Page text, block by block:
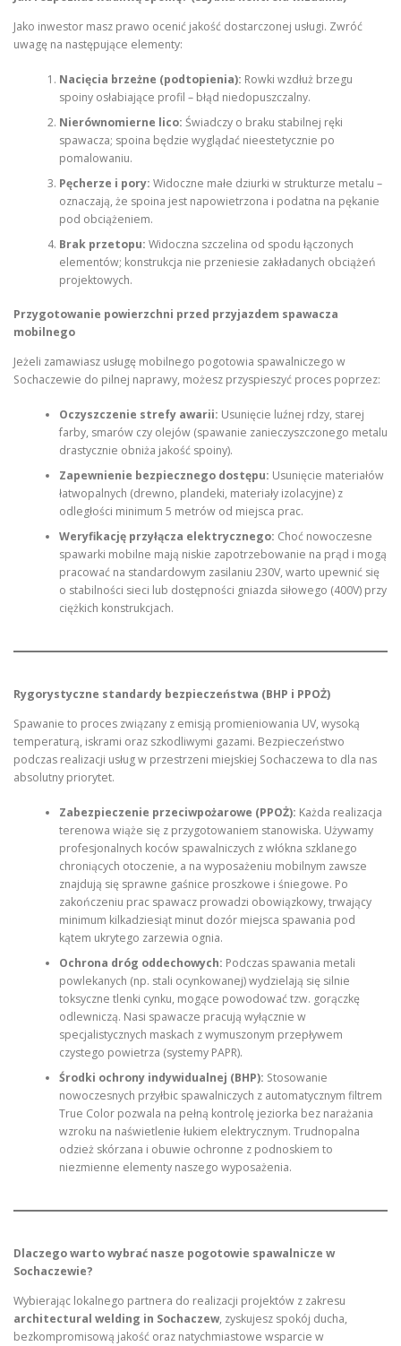
Jako inwestor masz prawo ocenić jakość dostarczonej usługi. Zwróć
uwagę na następujące elementy:
Nacięcia brzeżne (podtopienia): Rowki wzdłuż brzegu
spoiny osłabiające profil – błąd niedopuszczalny.
Nierównomierne lico: Świadczy o braku stabilnej ręki
spawacza; spoina będzie wyglądać nieestetycznie po
pomalowaniu.
Pęcherze i pory: Widoczne małe dziurki w strukturze metalu –
oznaczają, że spoina jest napowietrzona i podatna na pękanie
pod obciążeniem.
Brak przetopu: Widoczna szczelina od spodu łączonych
elementów; konstrukcja nie przeniesie zakładanych obciążeń
projektowych.
Przygotowanie powierzchni przed przyjazdem spawacza
mobilnego
Jeżeli zamawiasz usługę mobilnego pogotowia spawalniczego w
Sochaczewie do pilnej naprawy, możesz przyspieszyć proces poprzez:
Oczyszczenie strefy awarii: Usunięcie luźnej rdzy, starej
farby, smarów czy olejów (spawanie zanieczyszczonego metalu
drastycznie obniża jakość spoiny).
Zapewnienie bezpiecznego dostępu: Usunięcie materiałów
łatwopalnych (drewno, plandeki, materiały izolacyjne) z
odległości minimum 5 metrów od miejsca prac.
Weryfikację przyłącza elektrycznego: Choć nowoczesne
spawarki mobilne mają niskie zapotrzebowanie na prąd i mogą
pracować na standardowym zasilaniu 230V, warto upewnić się
o stabilności sieci lub dostępności gniazda siłowego (400V) przy
ciężkich konstrukcjach.
Rygorystyczne standardy bezpieczeństwa (BHP i PPOŻ)
Spawanie to proces związany z emisją promieniowania UV, wysoką
temperaturą, iskrami oraz szkodliwymi gazami. Bezpieczeństwo
podczas realizacji usług w przestrzeni miejskiej Sochaczewa to dla nas
absolutny priorytet.
Zabezpieczenie przeciwpożarowe (PPOŻ): Każda realizacja
terenowa wiąże się z przygotowaniem stanowiska. Używamy
profesjonalnych koców spawalniczych z włókna szklanego
chroniących otoczenie, a na wyposażeniu mobilnym zawsze
znajdują się sprawne gaśnice proszkowe i śniegowe. Po
zakończeniu prac spawacz prowadzi obowiązkowy, trwający
minimum kilkadziesiąt minut dozór miejsca spawania pod
kątem ukrytego zarzewia ognia.
Ochrona dróg oddechowych: Podczas spawania metali
powlekanych (np. stali ocynkowanej) wydzielają się silnie
toksyczne tlenki cynku, mogące powodować tzw. gorączkę
odlewniczą. Nasi spawacze pracują wyłącznie w
specjalistycznych maskach z wymuszonym przepływem
czystego powietrza (systemy PAPR).
Środki ochrony indywidualnej (BHP): Stosowanie
nowoczesnych przyłbic spawalniczych z automatycznym filtrem
True Color pozwala na pełną kontrolę jeziorka bez narażania
wzroku na naświetlenie łukiem elektrycznym. Trudnopalna
odzież skórzana i obuwie ochronne z podnoskiem to
niezmienne elementy naszego wyposażenia.
Dlaczego warto wybrać nasze pogotowie spawalnicze w
Sochaczewie?
Wybierając lokalnego partnera do realizacji projektów z zakresu
architectural welding in Sochaczew, zyskujesz spokój ducha,
bezkompromisową jakość oraz natychmiastowe wsparcie w